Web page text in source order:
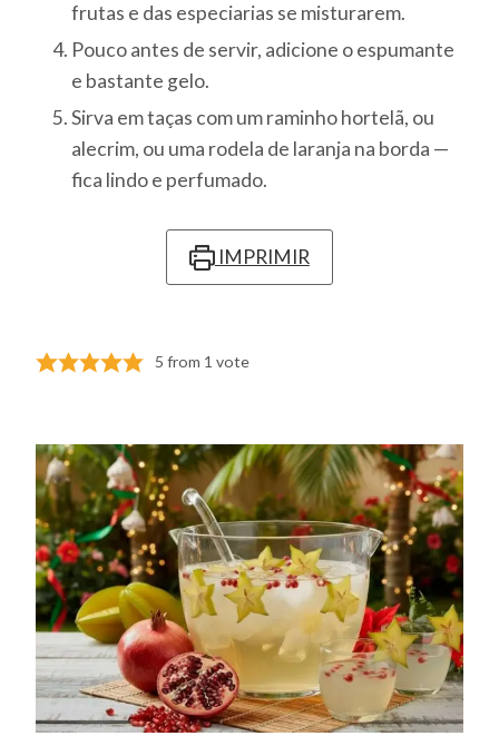
frutas e das especiarias se misturarem.
Pouco antes de servir, adicione o espumante
e bastante gelo.
Sirva em taças com um raminho hortelã, ou
alecrim, ou uma rodela de laranja na borda —
fica lindo e perfumado.
IMPRIMIR
5 from 1 vote